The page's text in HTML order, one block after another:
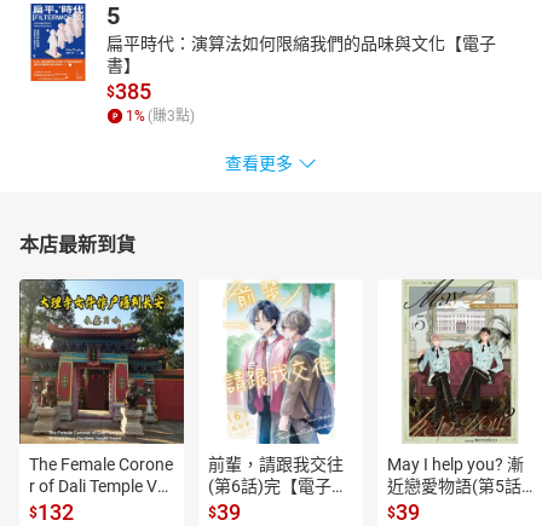
5
扁平時代：演算法如何限縮我們的品味與文化【電子
書】
$385
1 % (賺3點)
查看更多
本店最新到貨
The Female Corone
r of Dali Temple Vo
l.6【有聲書】
$132
前輩，請跟我交往
(第6話)完【電子
書】
$39
May I help you? 漸
近戀愛物語(第5話)
【電子書】
$39